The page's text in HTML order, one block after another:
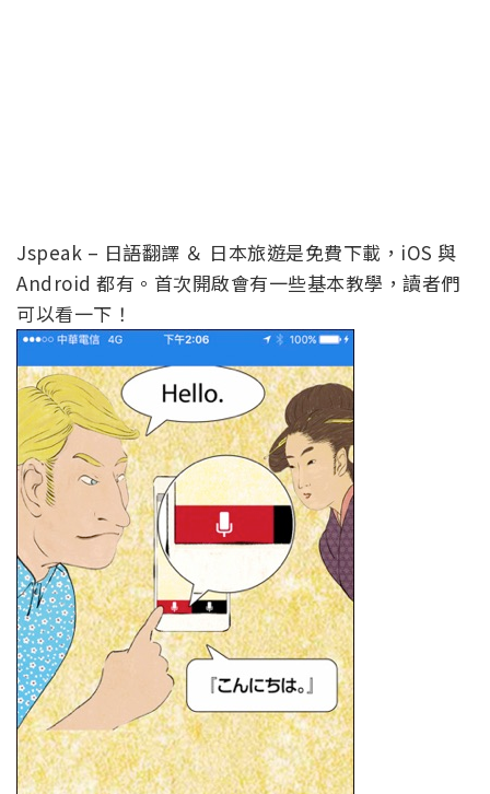
Jspeak – 日語翻譯 ＆ 日本旅遊是免費下載，iOS 與
Android 都有。首次開啟會有一些基本教學，讀者們
可以看一下！